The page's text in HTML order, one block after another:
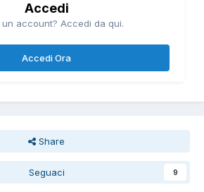
Accedi
un account? Accedi da qui.
Accedi Ora
Share
Seguaci 9